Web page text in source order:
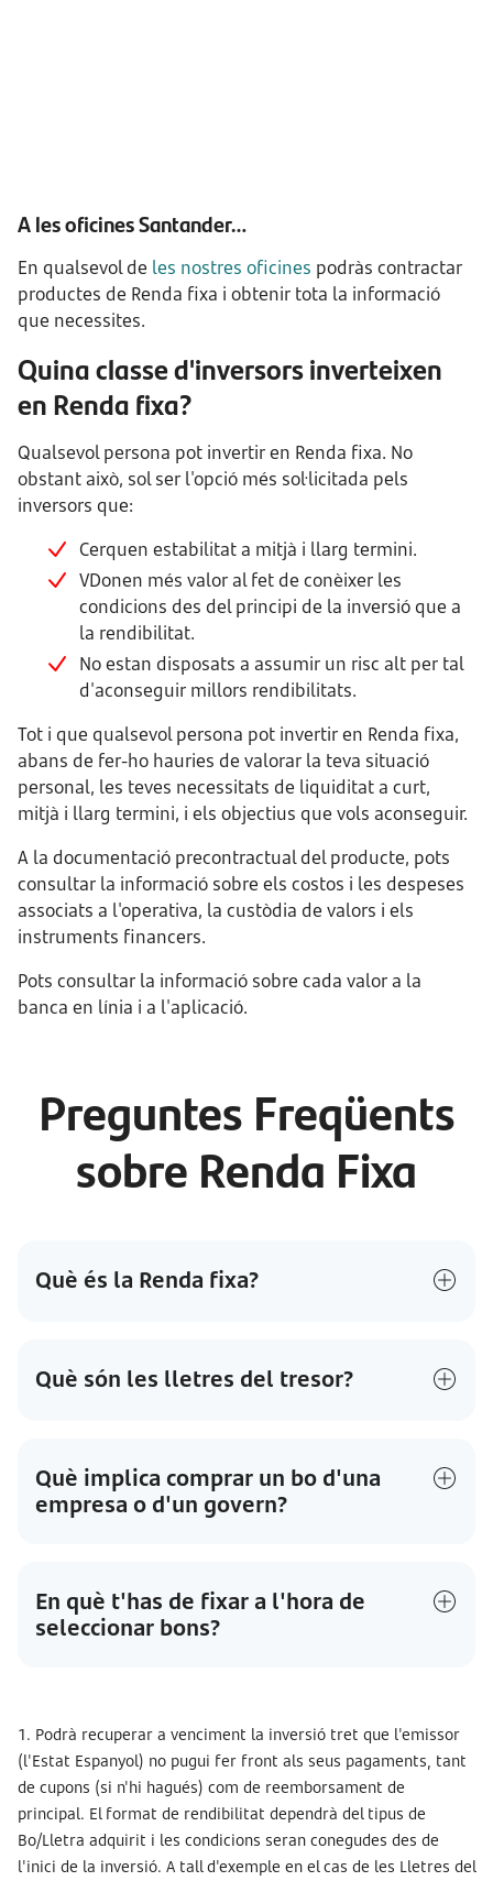
A les oficines Santander…
En qualsevol de les nostres oficines podràs contractar
productes de Renda fixa i obtenir tota la informació
que necessites.
Quina classe d'inversors inverteixen
en Renda fixa?
Qualsevol persona pot invertir en Renda fixa. No
obstant això, sol ser l'opció més sol·licitada pels
inversors que:
Cerquen estabilitat a mitjà i llarg termini.
VDonen més valor al fet de conèixer les
condicions des del principi de la inversió que a
la rendibilitat.
No estan disposats a assumir un risc alt per tal
d'aconseguir millors rendibilitats.
Tot i que qualsevol persona pot invertir en Renda fixa,
abans de fer-ho hauries de valorar la teva situació
personal, les teves necessitats de liquiditat a curt,
mitjà i llarg termini, i els objectius que vols aconseguir.
A la documentació precontractual del producte, pots
consultar la informació sobre els costos i les despeses
associats a l'operativa, la custòdia de valors i els
instruments financers.
Pots consultar la informació sobre cada valor a la
banca en línia i a l'aplicació.
Preguntes Freqüents
sobre Renda Fixa
Què és la Renda fixa?
Què són les lletres del tresor?
Què implica comprar un bo d'una
empresa o d'un govern?
En què t'has de fixar a l'hora de
seleccionar bons?
1. Podrà recuperar a venciment la inversió tret que l'emissor
(l'Estat Espanyol) no pugui fer front als seus pagaments, tant
de cupons (si n'hi hagués) com de reemborsament de
principal. El format de rendibilitat dependrà del tipus de
Bo/Lletra adquirit i les condicions seran conegudes des de
l'inici de la inversió. A tall d'exemple en el cas de les Lletres del